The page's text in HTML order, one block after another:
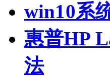
win10系
惠普HP
法